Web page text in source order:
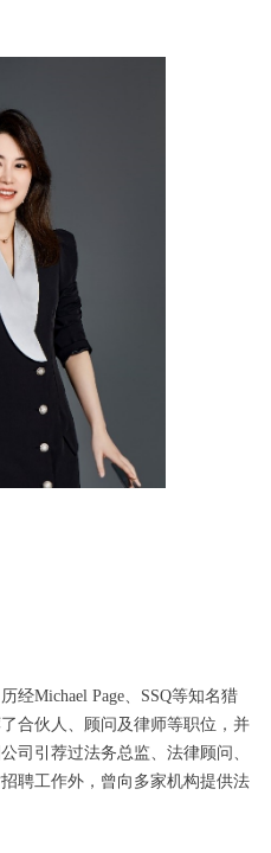
经Michael Page、SSQ等知名猎
合伙人、顾问及律师等职位，并
司引荐过法务总监、法律顾问、
聘工作外，曾向多家机构提供法